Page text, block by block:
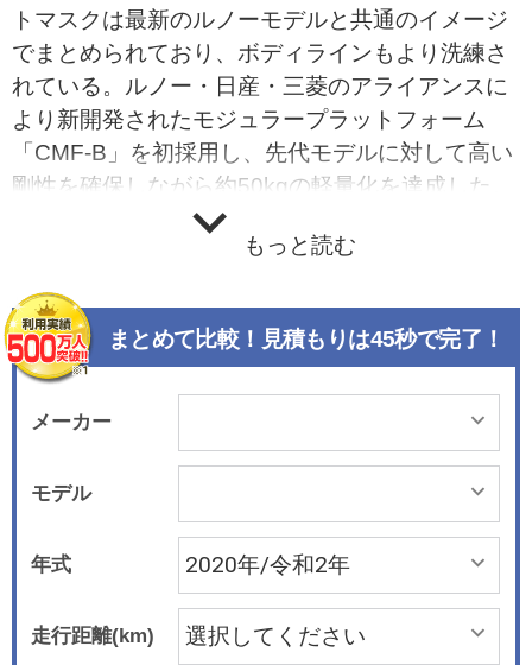
トマスクは最新のルノーモデルと共通のイメージ
でまとめられており、ボディラインもより洗練さ
れている。ルノー・日産・三菱のアライアンスに
より新開発されたモジュラープラットフォーム
「CMF-B」を初採用し、先代モデルに対して高い
剛性を確保しながら約50kgの軽量化を達成した。
ボディサイズは先代に対してコンパクト化されて
おり、全長4075㎜&#215;全幅1725㎜&#215;全高
コンパクトカーの枠を超えた“知覚品質”と、スマ
ートコクピットと呼ばれるドライバー中心に考え
られたデザインを採り入れたという。並みのよう
な曲線と水平基調のダッシュボードを採用し、ダ
ッシュボード、ドアパネル、センターコンソール
の側面まで、乗員の手が触れる部分には高品質な
ソフト素材を使用した（インテンス、インテンス
テックパック）。シートは形状が見直され、座面
長を長く取り、包み込むような形状でサポート性
を向上。工夫されたシートバックの形状によって
後席の足元スペースにもゆとりが生まれている。
もっと読む
まとめて比較！見積もりは45秒で完了！
メーカー
モデル
年式
走行距離(km)